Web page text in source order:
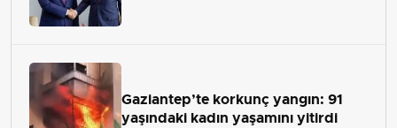
Gaziantep’te korkunç yangın: 91
yaşındaki kadın yaşamını yitirdi